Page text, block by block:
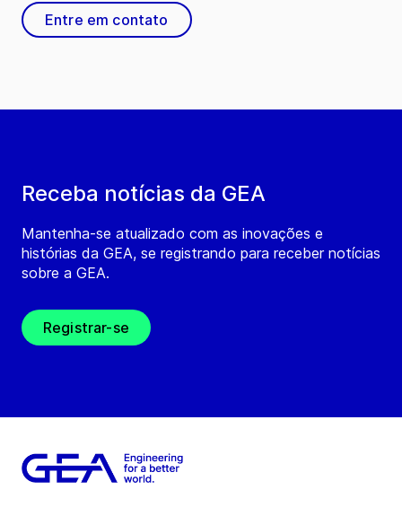
Receba notícias da GEA
Mantenha-se atualizado com as inovações e
histórias da GEA, se registrando para receber notícias
sobre a GEA.
Registrar-se
Entre em contato